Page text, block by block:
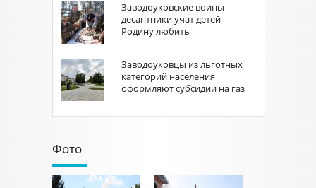
Заводоуковские воины-
десантники учат детей
Родину любить
Заводоуковцы из льготных
категорий населения
оформляют субсидии на газ
Фото